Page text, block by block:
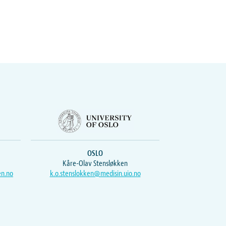
OSLO
Kåre-Olav Stensløkken
k.o.stenslokken@medisin.uio.no